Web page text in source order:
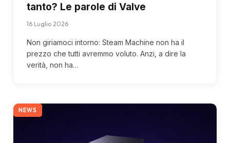
tanto? Le parole di Valve
16 Luglio 2026
Non giriamoci intorno: Steam Machine non ha il
prezzo che tutti avremmo voluto. Anzi, a dire la
verità, non ha…
NEWS